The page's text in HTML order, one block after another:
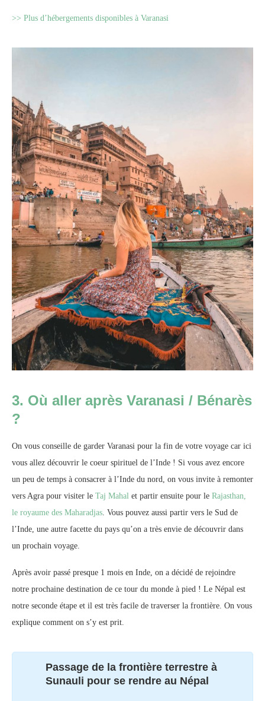
>> Plus d’hébergements disponibles à Varanasi
3. Où aller après Varanasi / Bénarès
?
On vous conseille de garder Varanasi pour la fin de votre voyage car ici
vous allez découvrir le coeur spirituel de l’Inde ! Si vous avez encore
un peu de temps à consacrer à l’Inde du nord, on vous invite à remonter
vers Agra pour visiter le Taj Mahal et partir ensuite pour le Rajasthan,
le royaume des Maharadjas. Vous pouvez aussi partir vers le Sud de
l’Inde, une autre facette du pays qu’on a très envie de découvrir dans
un prochain voyage.
Après avoir passé presque 1 mois en Inde, on a décidé de rejoindre
notre prochaine destination de ce tour du monde à pied ! Le Népal est
notre seconde étape et il est très facile de traverser la frontière. On vous
explique comment on s’y est prit.
Passage de la frontière terrestre à
Sunauli pour se rendre au Népal